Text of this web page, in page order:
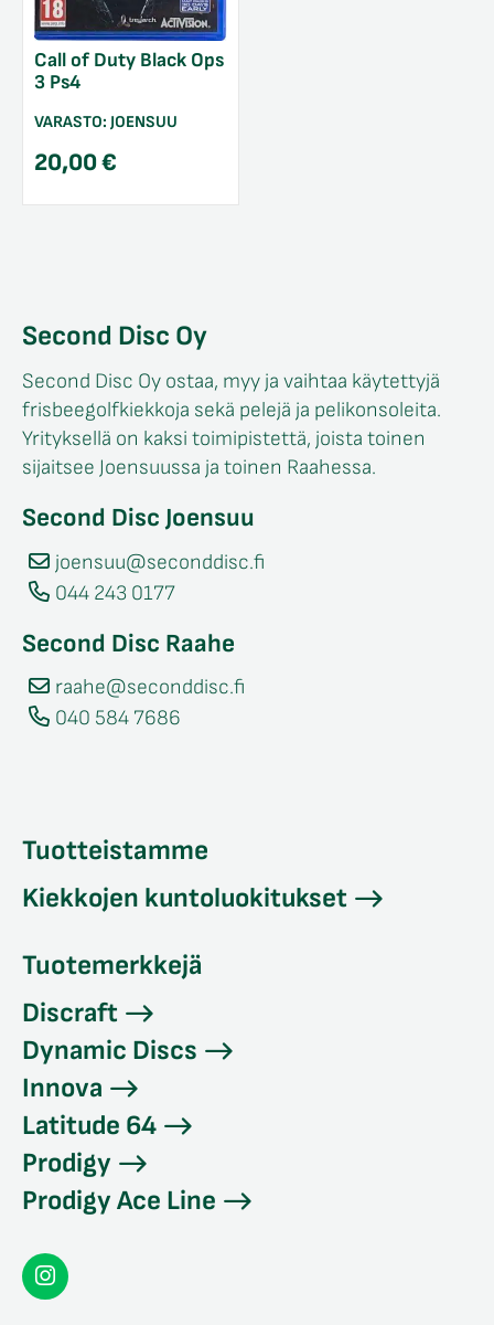
Call of Duty Black Ops
3 Ps4
VARASTO: JOENSUU
20,00€
Second Disc Oy
Second Disc Oy ostaa, myy ja vaihtaa käytettyjä
frisbeegolfkiekkoja sekä pelejä ja pelikonsoleita.
Yrityksellä on kaksi toimipistettä, joista toinen
sijaitsee Joensuussa ja toinen Raahessa.
Second Disc Joensuu
joensuu@seconddisc.fi
044 243 0177
Second Disc Raahe
raahe@seconddisc.fi
040 584 7686
Tuotteistamme
Kiekkojen kuntoluokitukset
Tuotemerkkejä
Discraft
Dynamic Discs
Innova
Latitude 64
Prodigy
Prodigy Ace Line
Seconddisc